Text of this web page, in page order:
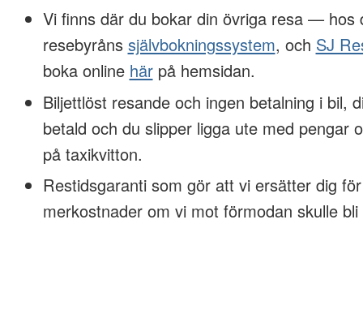
Vi finns där du bokar din övriga resa — hos
resebyråns självbokningssystem, och SJ
boka online härpå hemsidan.
Biljettlöst resande och ingen betalning i bil,
betald och du slipper ligga ute med pengar
på taxikvitton.
Restidsgaranti som gör att vi ersätter dig
merkostnader om vi mot förmodan skulle